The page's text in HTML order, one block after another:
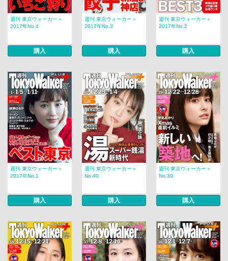
週刊 東京ウォーカー＋
2017年No.4
購入
週刊 東京ウォーカー＋
2017年No.3
購入
週刊 東京ウォーカー＋
2017年No.2
購入
週刊 東京ウォーカー＋
2017年No.1
購入
週刊 東京ウォーカー＋
No.40
購入
週刊 東京ウォーカー＋
No.39
購入